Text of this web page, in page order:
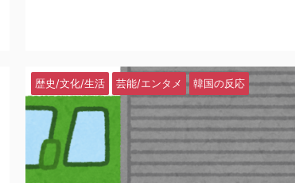
歴史/文化/生活 芸能/エンタメ 韓国の反応